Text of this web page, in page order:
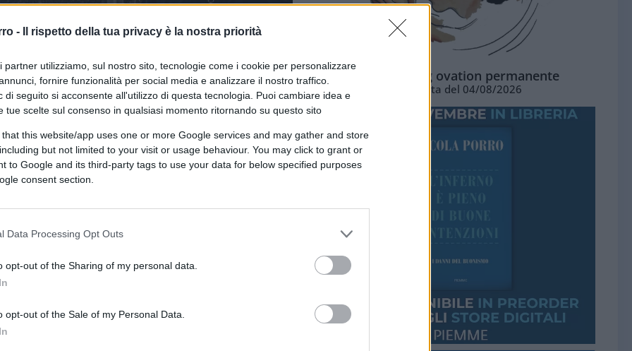
- Il rispetto della tua privacy è la nostra priorità
partner utilizziamo, sul nostro sito, tecnologie come i cookie per personalizzare
fornire funzionalità per social media e analizzare il nostro traffico.
di seguito si acconsente all'utilizzo di questa tecnologia. Puoi cambiare idea e
tue scelte sul consenso in qualsiasi momento ritornando su questo sito
that this website/app uses one or more Google services and may gather and store
but not limited to your visit or usage behaviour. You may click to grant or
to Google and its third-party tags to use your data for below specified purposes
consent section.
Data Processing Opt Outs
opt-out of the Sharing of my personal data.
opt-out of the Sale of my Personal Data.
La standing ovation permanente
Vignetta del 04/08/2026